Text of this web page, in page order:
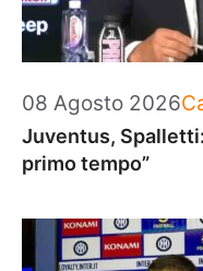
08 Agosto 2026
Juventus,
primo tempo”